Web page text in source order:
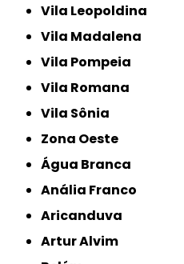
Vila Leopoldina
Vila Madalena
Vila Pompeia
Vila Romana
Vila Sônia
Zona Oeste
Água Branca
Anália Franco
Aricanduva
Artur Alvim